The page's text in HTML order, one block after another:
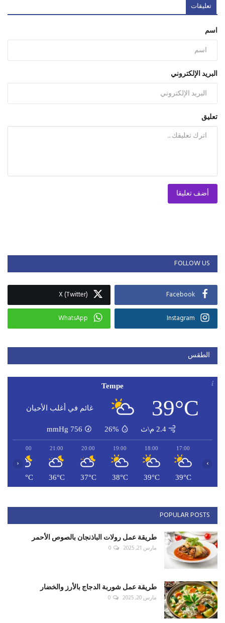
تعليقات
اسم
البريد الإلكتروني
تعليق
أضف تعليقا
FOLLOW US
Facebook
X (Twitter)
Instagram
WhatsApp
الطقس
Tempe
39°C غائم في أغلب الأحيان
2.4 م\ث 26%
756
mmHg
17:00
39°C
18:00
39°C
19:00
38°C
20:00
37°C
21:00
36°C
22:00
36°C
‹ ›
POPULAR POSTS
طريقة عمل رولات الباذنجان بالصوص الأحمر
مارس 21, 2025 0
طريقة عمل شوربة الدجاج بالأرز والخضار
مارس 20, 2025 0